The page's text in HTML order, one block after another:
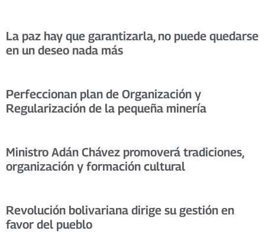
La paz hay que garantizarla, no puede quedarse
en un deseo nada más
Perfeccionan plan de Organización y
Regularización de la pequeña minería
Ministro Adán Chávez promoverá tradiciones,
organización y formación cultural
Revolución bolivariana dirige su gestión en
favor del pueblo